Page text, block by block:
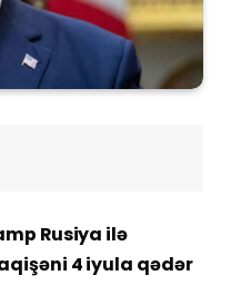
Rusiya ilə
4 iyula qədər